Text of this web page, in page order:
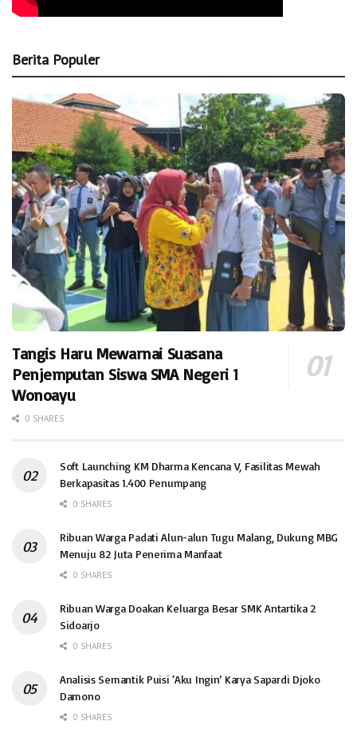
Berita Populer
Tangis Haru Mewarnai Suasana
Penjemputan Siswa SMA Negeri 1
Wonoayu
0 SHARES
Soft Launching KM Dharma Kencana V, Fasilitas Mewah
Berkapasitas 1.400 Penumpang
0 SHARES
Ribuan Warga Padati Alun-alun Tugu Malang, Dukung MBG
Menuju 82 Juta Penerima Manfaat
0 SHARES
Ribuan Warga Doakan Keluarga Besar SMK Antartika 2
Sidoarjo
0 SHARES
Analisis Semantik Puisi ‘Aku Ingin’ Karya Sapardi Djoko
Damono
0 SHARES